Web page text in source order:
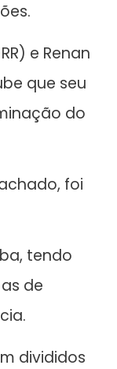
e Renan
que seu
do
foi
tendo
de
divididos